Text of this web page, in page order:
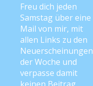
Freu dich jeden
Samstag über eine
Mail von mir, mit
allen Links zu den
Neuerscheinungen
der Woche und
verpasse damit